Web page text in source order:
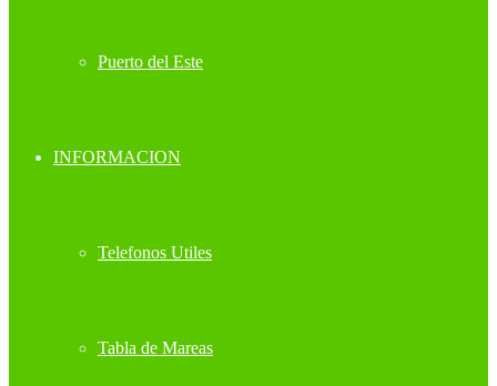
Puerto del Este
INFORMACION
Telefonos Utiles
Tabla de Mareas